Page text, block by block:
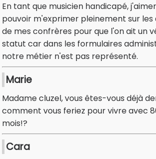
En tant que musicien handicapé,
pouvoir m'exprimer pleinement sur
de mes confrères pour que l'on ait un
statut car dans les formulaires
notre métier n'est pas représenté.
Marie
Madame cluzel, vous êtes-vous déjà
comment vous feriez pour vivre avec
mois!?
Cara